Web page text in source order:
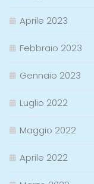
Aprile 2023
Febbraio 2023
Gennaio 2023
Luglio 2022
Maggio 2022
Aprile 2022